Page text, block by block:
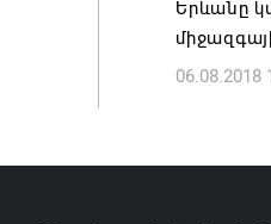
07.08.2026
Երևանը
06.08.2018